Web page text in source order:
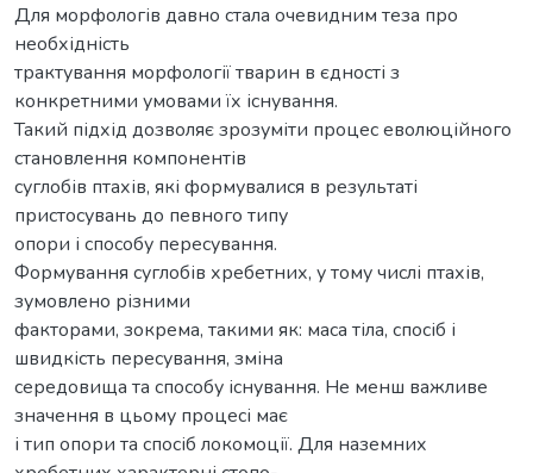
Для морфологів давно стала очевидним теза про
необхідність
трактування морфології тварин в єдності з
конкретними умовами їх існування.
Такий підхід дозволяє зрозуміти процес еволюційного
становлення компонентів
суглобів птахів, які формувалися в результаті
пристосувань до певного типу
опори і способу пересування.
Формування суглобів хребетних, у тому числі птахів,
зумовлено різними
факторами, зокрема, такими як: маса тіла, спосіб і
швидкість пересування, зміна
середовища та способу існування. Не менш важливе
значення в цьому процесі має
і тип опори та спосіб локомоції. Для наземних